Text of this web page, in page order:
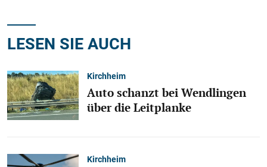
LESEN SIE AUCH
Kirchheim
Auto schanzt bei Wendlingen
über die Leitplanke
Kirchheim